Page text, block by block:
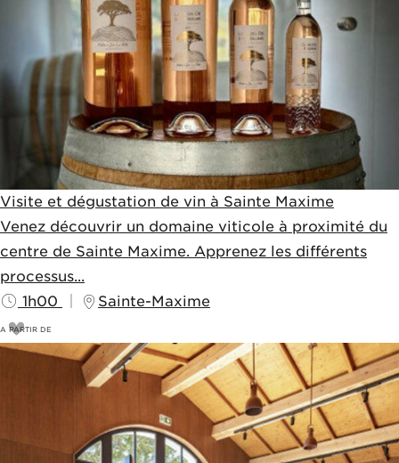
Visite et dégustation de vin à Sainte Maxime
Venez découvrir un domaine viticole à proximité du
centre de Sainte Maxime. Apprenez les différents
processus...
1h00
Sainte-Maxime
A PARTIR DE
15€